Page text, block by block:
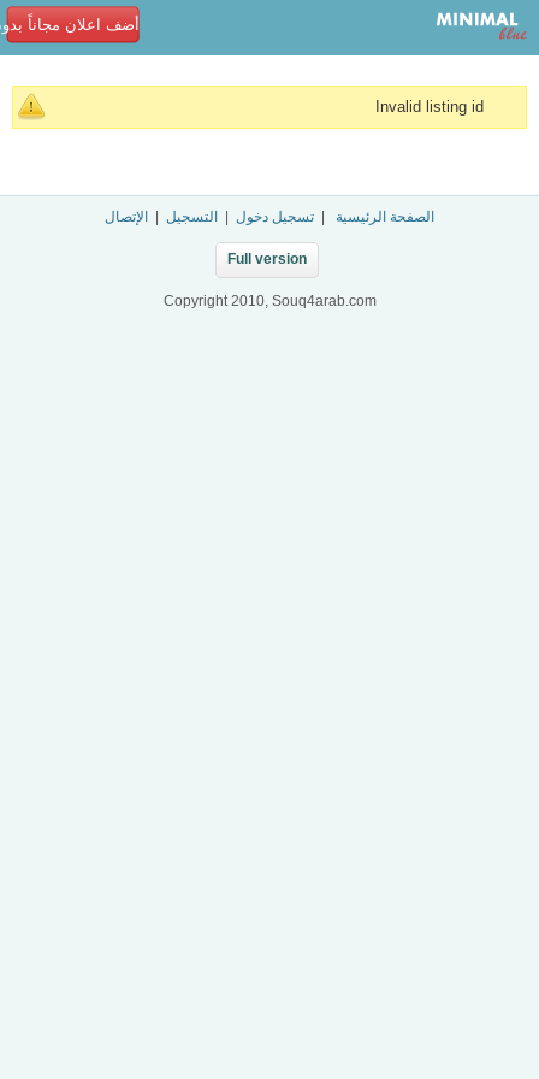
أضف اعلان مجاناً
Invalid listing id
الصفحة الرئيسية تسجيل دخول التسجيل الإتصال
Full version
Copyright 2010, Souq4arab.com